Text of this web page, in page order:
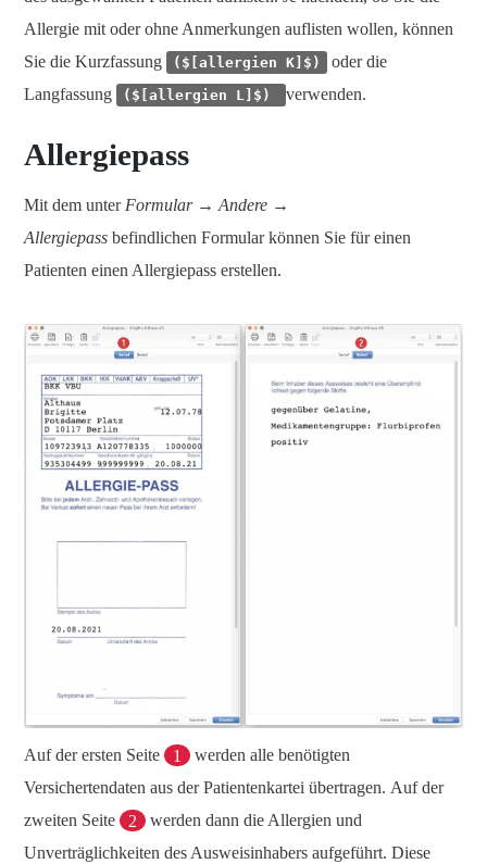
Allergie mit oder ohne Anmerkungen auflisten wollen, können
Sie die Kurzfassung
($[allergien K]$)
oder die
Langfassung
($[allergien L]$) verwenden.
Allergiepass
Mit dem unter Formular → Andere →
Allergiepass befindlichen Formular können Sie für einen
Patienten einen Allergiepass erstellen.
Auf der ersten Seite 1
werden alle benötigten
Versichertendaten aus der Patientenkartei übertragen. Auf der
zweiten Seite
2
werden dann die Allergien und
Unverträglichkeiten des Ausweisinhabers aufgeführt. Diese